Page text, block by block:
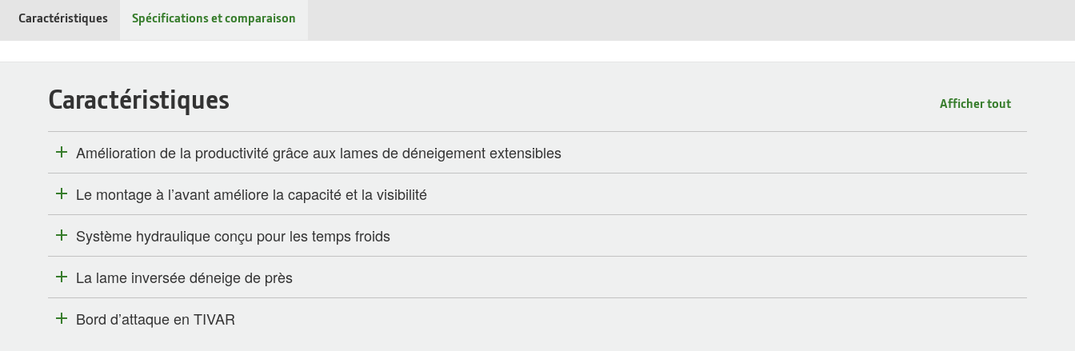
Caractéristiques Spécifications et comparaison
Caractéristiques Afficher tout
Amélioration de la productivité grâce aux lames de déneigement extensibles
Le montage à l’avant améliore la capacité et la visibilité
Système hydraulique conçu pour les temps froids
La lame inversée déneige de près
Bord d’attaque en TIVAR